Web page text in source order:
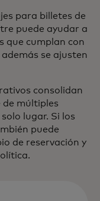
para billetes de
puede ayudar a
que cumplan con
se ajusten
consolidan
de múltiples
lugar. Si los
puede
de reservación y